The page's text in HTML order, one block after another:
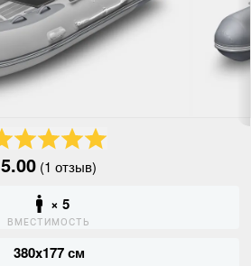
5.00 (1 отзыв)
× 5
ВМЕСТИМОСТЬ
380x177 см